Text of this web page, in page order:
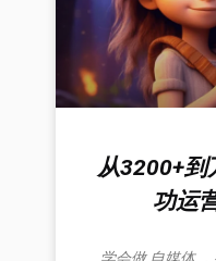
从3200+到
功运